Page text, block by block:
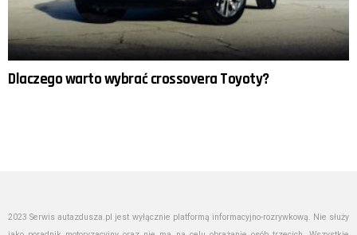
Dlaczego warto wybrać crossovera Toyoty?
2023 Serwis autazdusza.pl jest wyłącznie platformą informacyjno-rozrywkową. Nie służy